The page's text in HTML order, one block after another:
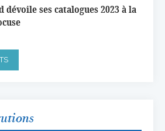
dévoile ses catalogues 2023 à la